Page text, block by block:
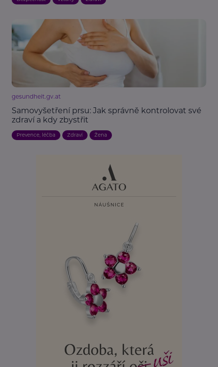
gesundheit.gv.at
Samovyšetření prsu: Jak správně kontrolovat své
zdraví a kdy zbystřit
Prevence, léčba Zdraví Žena